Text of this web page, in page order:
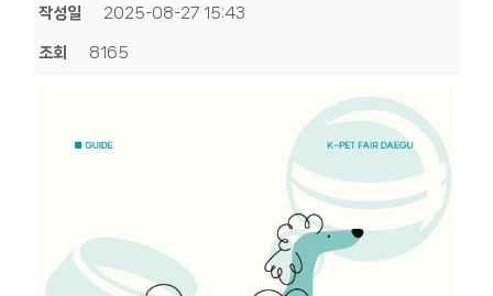
작성일 2025-08-27 15:43
조회 8165